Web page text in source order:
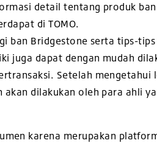
detail tentang produk
di TOMO.
ban Bridgestone serta tips-tips
juga dapat dengan mudah
Setelah mengetahui
dilakukan oleh para ahli
karena merupakan